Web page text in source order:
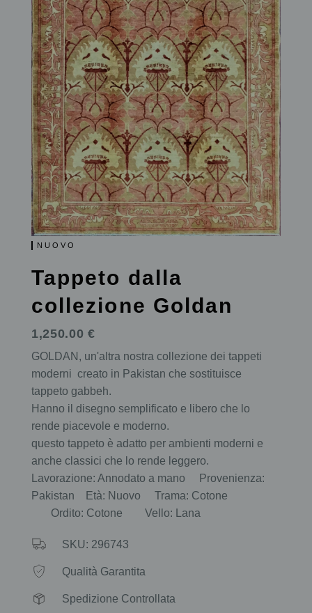
NUOVO
Tappeto dalla
collezione Goldan
1,250.00 €
GOLDAN, un'altra nostra collezione dei tappeti
moderni creato in Pakistan che sostituisce
tappeto gabbeh.
Hanno il disegno semplificato e libero che lo
rende piacevole e moderno.
questo tappeto è adatto per ambienti moderni e
anche classici che lo rende leggero.
Lavorazione: Annodato a mano Provenienza:
Pakistan Età: Nuovo Trama: Cotone
Ordito: Cotone Vello: Lana
SKU: 296743
Qualità Garantita
Spedizione Controllata